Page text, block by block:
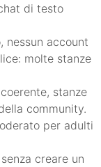
di testo
nessun account
molte stanze
stanze
community.
per adulti
creare un